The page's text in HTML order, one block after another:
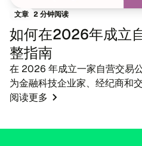
文章 2 分钟阅读
如何在2026年成立
整指南
在 2026 年成立一家自营交易
为金融科技企业家、经纪商和
机遇。 随着金融格局的演变，
求也在不断增长。
阅读更多